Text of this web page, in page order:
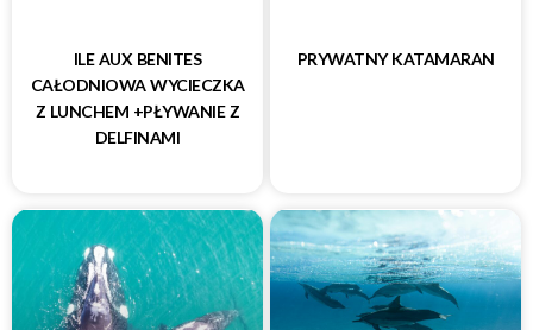
ILE AUX BENITES
CAŁODNIOWA WYCIECZKA
Z LUNCHEM +PŁYWANIE Z
DELFINAMI
PRYWATNY KATAMARAN